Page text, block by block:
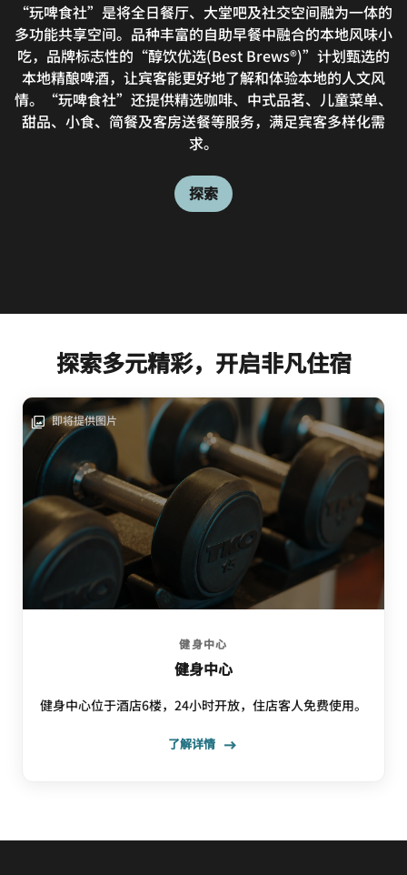
“玩啤食社”是将全日餐厅、大堂吧及社交空间融为一体的
多功能共享空间。品种丰富的自助早餐中融合的本地风味小
吃，品牌标志性的“醇饮优选(Best Brews®)”计划甄选的
本地精酿啤酒，让宾客能更好地了解和体验本地的人文风
情。“玩啤食社”还提供精选咖啡、中式品茗、儿童菜单、
甜品、小食、简餐及客房送餐等服务，满足宾客多样化需
求。
探索
探索多元精彩，开启非凡住宿
即将提供图片
健身中心
健身中心
健身中心位于酒店6楼，24小时开放，住店客人免费使用。
了解详情